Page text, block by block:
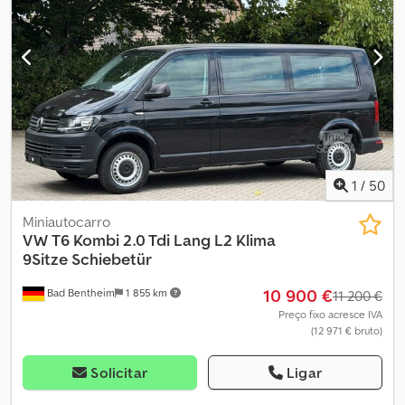
ISUZU M21 com plataforma elevatória da nossa própria frota, com
histórico verificável. Equipamento: cruise control, ar
condicionado, retarder, ABS, duplo depósito de combustível,
computador de bordo, vidros elétricos, etc. Dkedpfx Alexp
Tndohsr Contacte-nos também via WhatsApp/Viber. E-mail:
1 / 50
Bad Bentheim 1 855 km
Miniautocarro
VWT6 Kombi 2.0 Tdi Lang L2 Klima
9Sitze Schiebetür
10 900 €11 200 €
Preço fixo acresce IVA
(12 971 € bruto)
Solicitar Ligar